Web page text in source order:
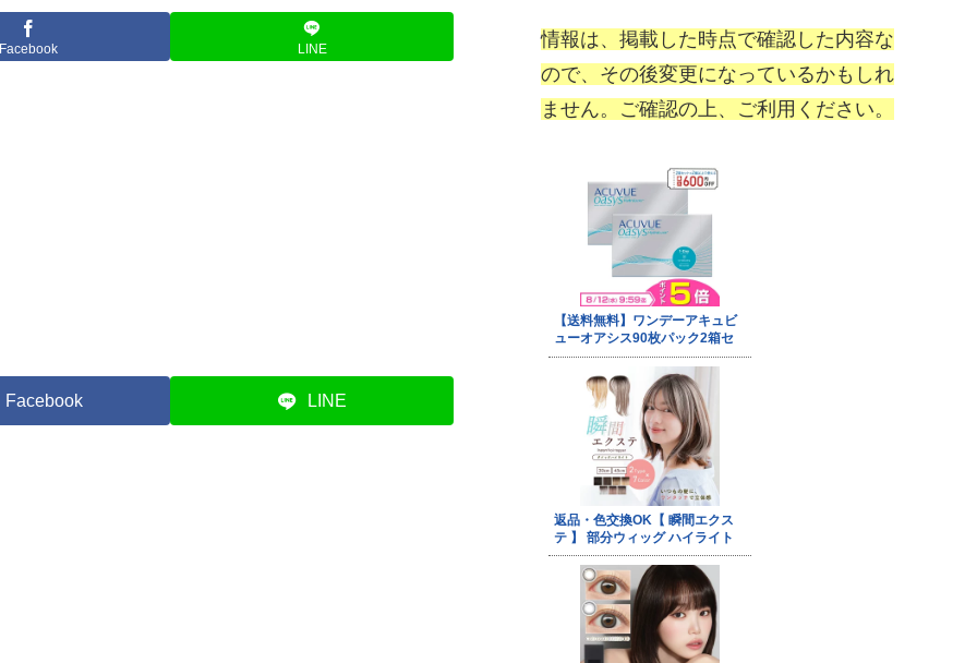
Facebook LINE
Facebook LINE
情報は、掲載した時点で確認した内容な
ので、その後変更になっているかもしれ
ません。ご確認の上、ご利用ください。